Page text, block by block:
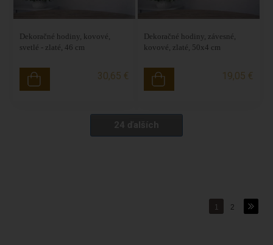
Dekoračné hodiny, kovové,
svetlé - zlaté, 46 cm
30,65 €
Dekoračné hodiny, závesné,
kovové, zlaté, 50x4 cm
19,05 €
24 ďalších
1 2